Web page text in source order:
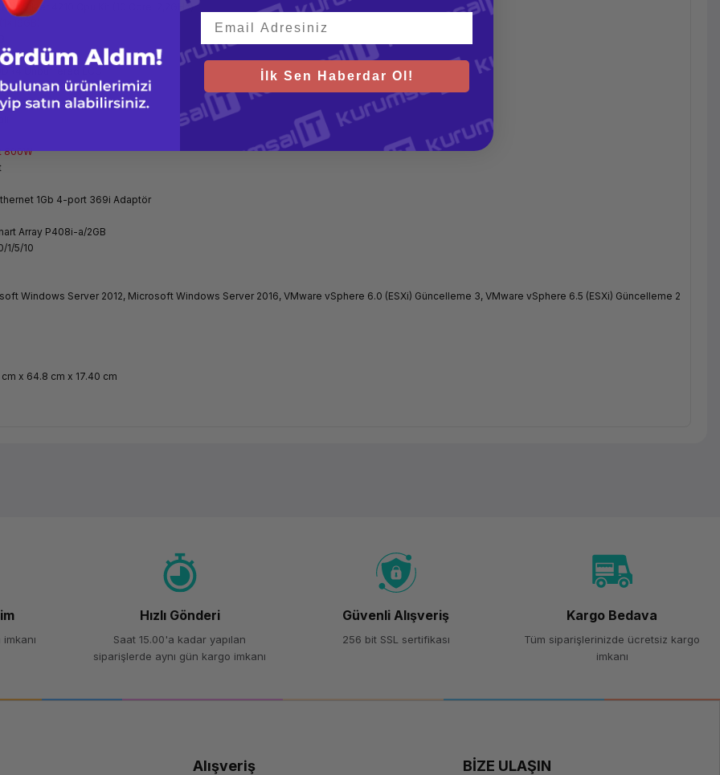
Silver 4210 Cpu Kit (10 Core, 2,2GHz)
Slots
Unbuffered ECC
Hot Plug
SAS SFF SC DS HDD Disk
800W
1Gb 4-port 369i Adaptör
Array P408i-a/2GB
1/5/10
Windows Server 2012, Microsoft Windows Server 2016, VMware vSphere 6.0 (ESXi) Güncelleme 3, VMware vSphere 6.5 (ESXi) Güncelleme 2
x 64.8 cm x 17.40 cm
Hızlı Gönderi
Saat 15.00'a kadar yapılan
siparişlerde aynı gün kargo imkanı
Güvenli Alışveriş
256 bit SSL sertifikası
Kargo Bedava
Tüm siparişlerinizde ücretsiz kargo
imkanı
Alışveriş BİZE ULAŞIN
İlk Sen Haberdar Ol!